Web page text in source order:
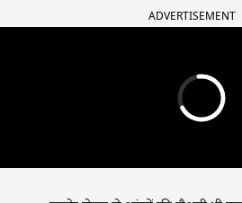
ADVERTISEMENT